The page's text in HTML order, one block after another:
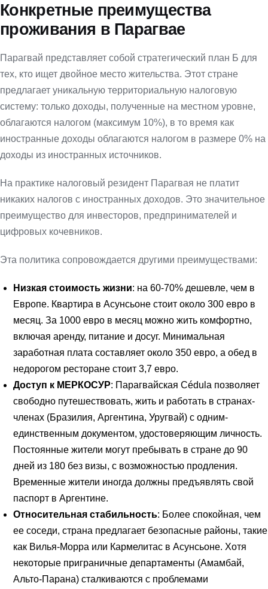
Конкретные преимущества
проживания в Парагвае
Парагвай представляет собой стратегический план Б для
тех, кто ищет двойное место жительства. Этот стране
предлагает уникальную территориальную налоговую
систему: только доходы, полученные на местном уровне,
облагаются налогом (максимум 10%), в то время как
иностранные доходы облагаются налогом в размере 0% на
доходы из иностранных источников.
На практике налоговый резидент Парагвая не платит
никаких налогов с иностранных доходов. Это значительное
преимущество для инвесторов, предпринимателей и
цифровых кочевников.
Эта политика сопровождается другими преимуществами:
Низкая стоимость жизни: на 60-70% дешевле, чем в
Европе. Квартира в Асунсьоне стоит около 300 евро в
месяц. За 1000 евро в месяц можно жить комфортно,
включая аренду, питание и досуг. Минимальная
заработная плата составляет около 350 евро, а обед в
недорогом ресторане стоит 3,7 евро.
Доступ к МЕРКОСУР: Парагвайская Cédula позволяет
свободно путешествовать, жить и работать в странах-
членах (Бразилия, Аргентина, Уругвай) с одним-
единственным документом, удостоверяющим личность.
Постоянные жители могут пребывать в стране до 90
дней из 180 без визы, с возможностью продления.
Временные жители иногда должны предъявлять свой
паспорт в Аргентине.
Относительная стабильность: Более спокойная, чем
ее соседи, страна предлагает безопасные районы, такие
как Вилья-Морра или Кармелитас в Асунсьоне. Хотя
некоторые приграничные департаменты (Амамбай,
Альто-Парана) сталкиваются с проблемами